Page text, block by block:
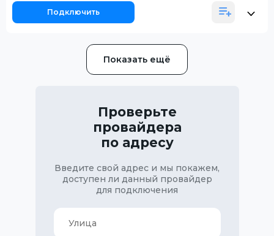
Подключить
Показать ещё
Проверьте
провайдера
по адресу
Введите свой адрес и мы покажем,
доступен ли данный провайдер
для подключения